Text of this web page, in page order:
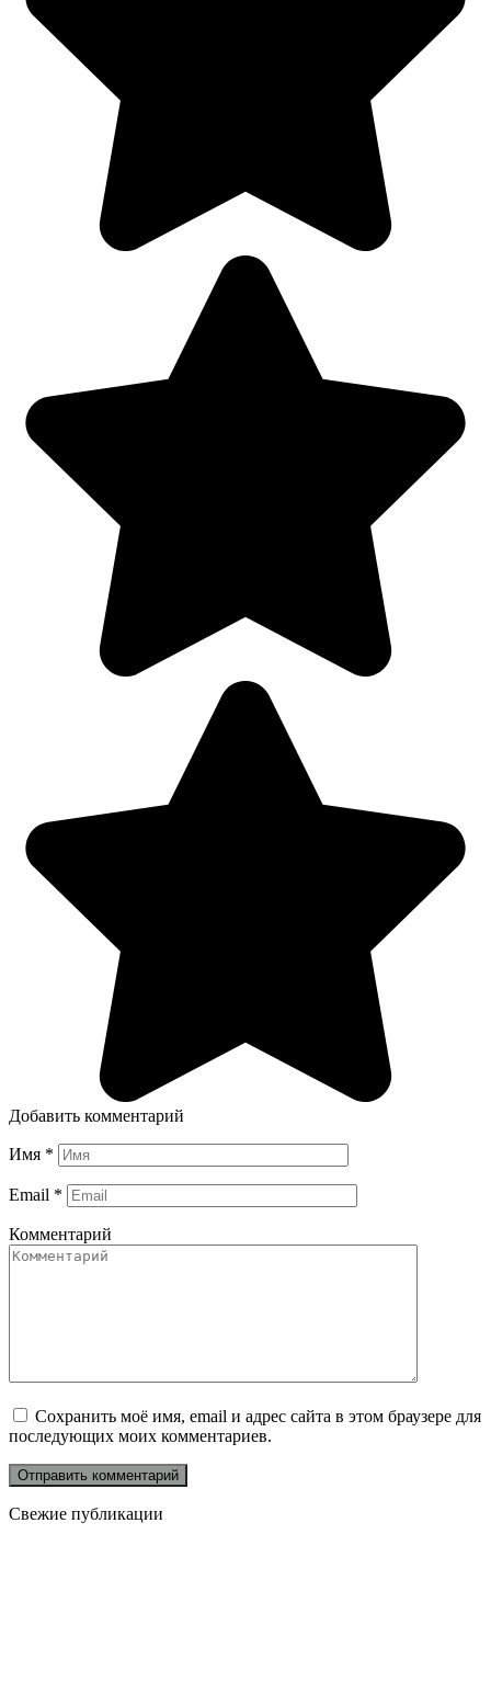
Добавить комментарий
Имя *
Email *
Комментарий
Сохранить моё имя, email и адрес сайта в этом браузере для
последующих моих комментариев.
Свежие публикации